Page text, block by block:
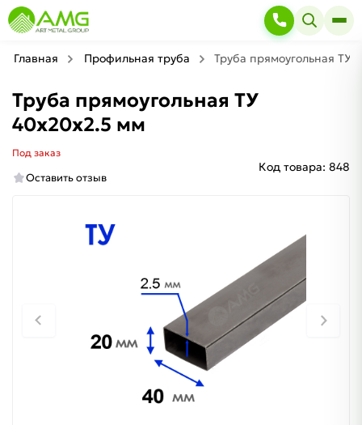
Главная Профильная труба Труба прямоугольная ТУ
Труба прямоугольная ТУ
40х20х2.5 мм
Под заказ
Оставить отзыв
Код товара: 848